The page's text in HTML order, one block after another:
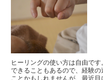
ヒーリングの使い方は自由で
できることもあるので、経験
ことかもしれませんが、最近